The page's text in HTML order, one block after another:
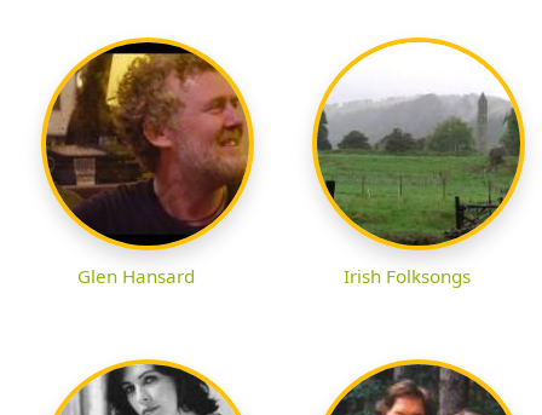
Glen Hansard Irish Folksongs